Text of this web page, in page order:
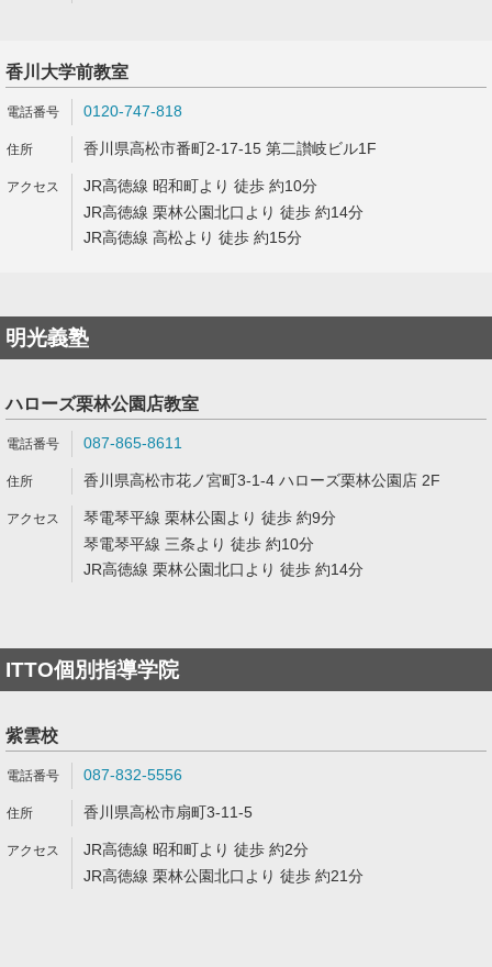
香川大学前教室
0120-747-818
香川県高松市番町2-17-15 第二讃岐ビル1F
JR高徳線 昭和町より 徒歩 約10分
JR高徳線 栗林公園北口より 徒歩 約14分
JR高徳線 高松より 徒歩 約15分
明光義塾
ハローズ栗林公園店教室
087-865-8611
香川県高松市花ノ宮町3-1-4 ハローズ栗林公園店 2F
琴電琴平線 栗林公園より 徒歩 約9分
琴電琴平線 三条より 徒歩 約10分
JR高徳線 栗林公園北口より 徒歩 約14分
ITTO個別指導学院
紫雲校
087-832-5556
香川県高松市扇町3-11-5
JR高徳線 昭和町より 徒歩 約2分
JR高徳線 栗林公園北口より 徒歩 約21分